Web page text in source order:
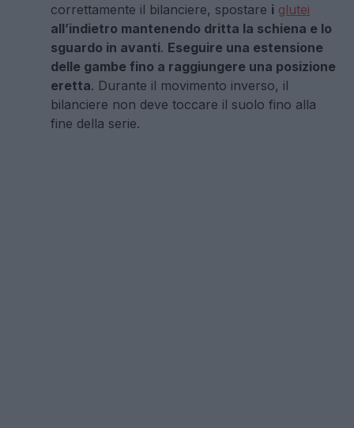
correttamente il bilanciere, spostare i glutei
all’indietro mantenendo dritta la schiena e lo
sguardo in avanti. Eseguire una estensione
delle gambe fino a raggiungere una posizione
eretta. Durante il movimento inverso, il
bilanciere non deve toccare il suolo fino alla
fine della serie.